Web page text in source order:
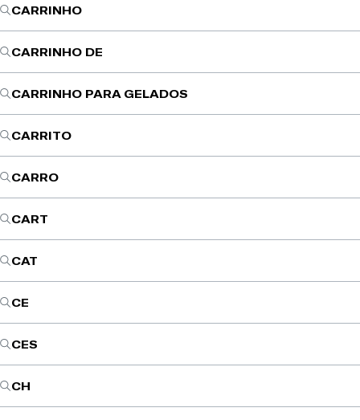
CARRINHO
CARRINHO DE
CARRINHO PARA GELADOS
CARRITO
CARRO
CART
CAT
CE
CES
CH